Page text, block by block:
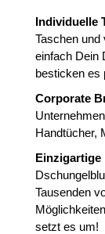
Individuelle
Taschen und
einfach Dein
besticken es
Corporate
Handtücher,
Einzigartige
Tausenden
setzt es um!